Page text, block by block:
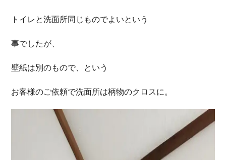
トイレと洗面所同じものでよいという
事でしたが、
壁紙は別のもので、という
お客様のご依頼で洗面所は柄物のクロスに。